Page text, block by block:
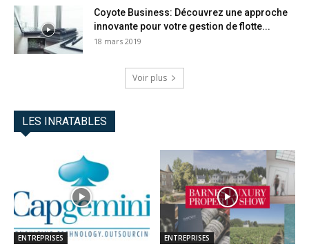
Coyote Business: Découvrez une approche
innovante pour votre gestion de flotte...
18 mars 2019
Voir plus
LES INRATABLES
ENTREPRISES ENTREPRISES